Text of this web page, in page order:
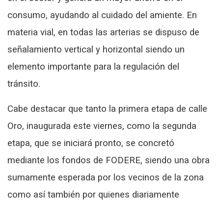
consumo, ayudando al cuidado del amiente. En
materia vial, en todas las arterias se dispuso de
señalamiento vertical y horizontal siendo un
elemento importante para la regulación del
tránsito.
Cabe destacar que tanto la primera etapa de calle
Oro, inaugurada este viernes, como la segunda
etapa, que se iniciará pronto, se concretó
mediante los fondos de FODERE, siendo una obra
sumamente esperada por los vecinos de la zona
como así también por quienes diariamente